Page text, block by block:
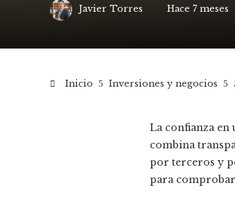
Javier Torres Hace 7 meses
Inicio Inversiones y negocios
La confianza
combina
por terceros y
para